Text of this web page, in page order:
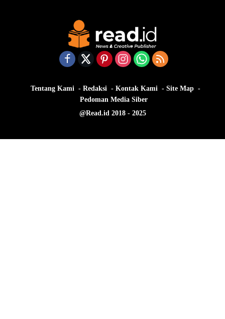
Tentang Kami Redaksi Kontak Kami
Site Map
Pedoman Media Siber
@Read.id 2018 - 2025